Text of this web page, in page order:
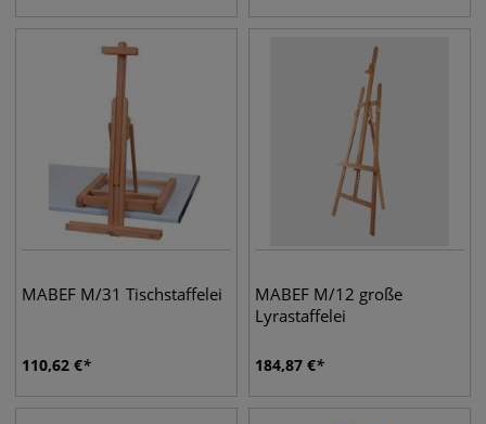
MABEF M/31 Tischstaffelei
110,62 €
MABEF M/12 große
Lyrastaffelei
184,87 €